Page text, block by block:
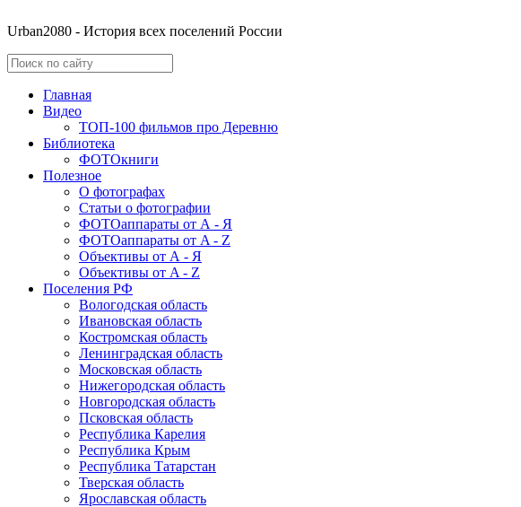
Urban2080 - История всех поселений России
Главная
Видео
ТОП-100 фильмов про Деревню
Библиотека
ФОТОкниги
Полезное
О фотографах
Статьи о фотографии
ФОТОаппараты от А - Я
ФОТОаппараты от A - Z
Объективы от А - Я
Объективы от A - Z
Поселения РФ
Вологодская область
Ивановская область
Костромская область
Ленинградская область
Московская область
Нижегородская область
Новгородская область
Псковская область
Республика Карелия
Республика Крым
Республика Татарстан
Тверская область
Ярославская область